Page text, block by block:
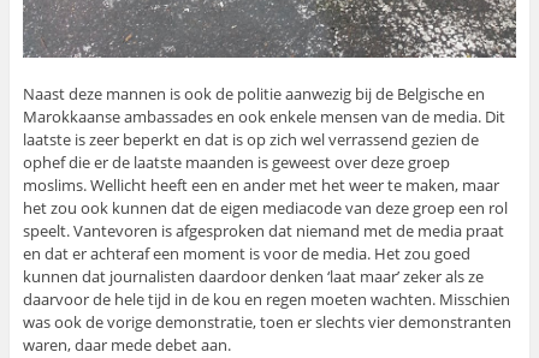
Naast deze mannen is ook de politie aanwezig bij de Belgische en
Marokkaanse ambassades en ook enkele mensen van de media. Dit
laatste is zeer beperkt en dat is op zich wel verrassend gezien de
ophef die er de laatste maanden is geweest over deze groep
moslims. Wellicht heeft een en ander met het weer te maken, maar
het zou ook kunnen dat de eigen mediacode van deze groep een rol
speelt. Vantevoren is afgesproken dat niemand met de media praat
en dat er achteraf een moment is voor de media. Het zou goed
kunnen dat journalisten daardoor denken ‘laat maar’ zeker als ze
daarvoor de hele tijd in de kou en regen moeten wachten. Misschien
was ook de vorige demonstratie, toen er slechts vier demonstranten
waren, daar mede debet aan.